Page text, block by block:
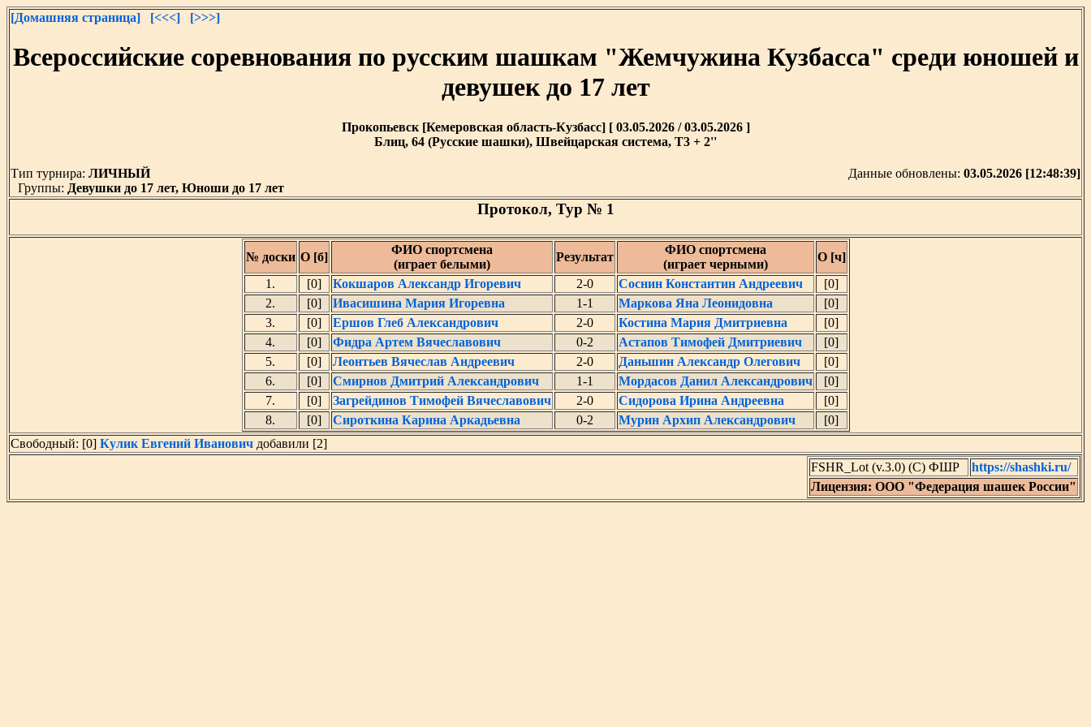
[Домашняя страница] [<<<] [>>>]
Всероссийские соревнования по русским шашкам "Жемчужина Кузбасса" среди юношей и
девушек до 17 лет
Прокопьевск [Кемеровская область-Кузбасс] [ 03.05.2026 / 03.05.2026 ]
Блиц, 64 (Русские шашки), Швейцарская система, T3 + 2''
Тип турнира: ЛИЧНЫЙ Данные обновлены: 03.05.2026 [12:48:39]
Группы: Девушки до 17 лет, Юноши до 17 лет
Протокол, Тур № 1
№ доски О [б]
ФИО спортсмена
(играет белыми)
Результат
ФИО спортсмена
(играет черными)
О [ч]
1.
[0] Кокшаров Александр Игоревич 2-0 Соснин Константин Андреевич
[0]
2.
[0] Ивасишина Мария Игоревна 1-1 Маркова Яна Леонидовна
[0]
3.
[0] Ершов Глеб Александрович 2-0 Костина Мария Дмитриевна
[0]
4.
[0] Фидра Артем Вячеславович 0-2 Астапов Тимофей Дмитриевич
[0]
5.
[0] Леонтьев Вячеслав Андреевич 2-0 Даньшин Александр Олегович
[0]
6.
[0] Смирнов Дмитрий Александрович 1-1 Мордасов Данил Александрович
[0]
7.
[0] Загрейдинов Тимофей Вячеславович 2-0 Сидорова Ирина Андреевна
[0]
8.
[0] Сироткина Карина Аркадьевна 0-2 Мурин Архип Александрович
[0]
Свободный: [0] Кулик Евгений Иванович добавили [2]
FSHR_Lot (v.3.0) (C) ФШР
https://shashki.ru/
Лицензия: ООО "Федерация шашек России"